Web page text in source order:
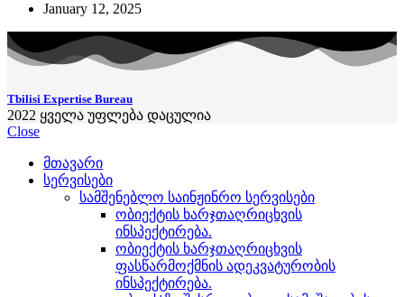
January 12, 2025
Tbilisi Expertise Bureau
2022 ყველა უფლება დაცულია
Close
მთავარი
სერვისები
სამშენებლო საინჟინრო სერვისები
ობიექტის ხარჯთაღრიცხვის
ინსპექტირება.
ობიექტის ხარჯთაღრიცხვის
ფასწარმოქმნის ადეკვატურობის
ინსპექტირება.